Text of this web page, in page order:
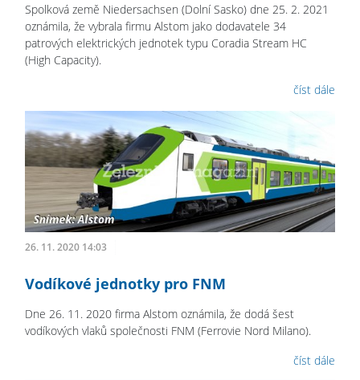
Spolková země Niedersachsen (Dolní Sasko) dne 25. 2. 2021
oznámila, že vybrala firmu Alstom jako dodavatele 34
patrových elektrických jednotek typu Coradia Stream HC
(High Capacity).
číst dále
26. 11. 2020 14:03
Vodíkové jednotky pro FNM
Dne 26. 11. 2020 firma Alstom oznámila, že dodá šest
vodíkových vlaků společnosti FNM (Ferrovie Nord Milano).
číst dále